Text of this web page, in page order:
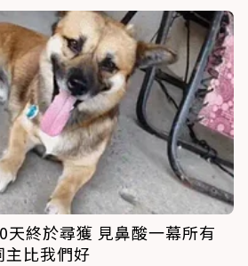
天終於尋獲 見鼻酸一幕所有
主比我們好